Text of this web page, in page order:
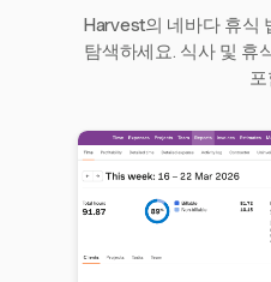
Harvest의 네바다 휴식
탐색하세요. 식사 및 휴
포